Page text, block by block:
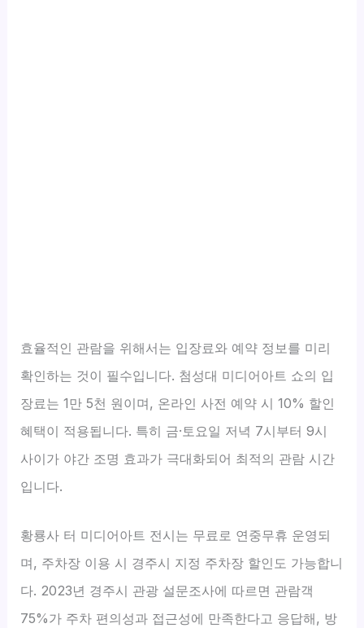
효율적인 관람을 위해서는 입장료와 예약 정보를 미리
확인하는 것이 필수입니다. 첨성대 미디어아트 쇼의 입
장료는 1만 5천 원이며, 온라인 사전 예약 시 10% 할인
혜택이 적용됩니다. 특히 금·토요일 저녁 7시부터 9시
사이가 야간 조명 효과가 극대화되어 최적의 관람 시간
입니다.
황룡사 터 미디어아트 전시는 무료로 연중무휴 운영되
며, 주차장 이용 시 경주시 지정 주차장 할인도 가능합니
다. 2023년 경주시 관광 설문조사에 따르면 관람객
75%가 주차 편의성과 접근성에 만족한다고 응답해, 방